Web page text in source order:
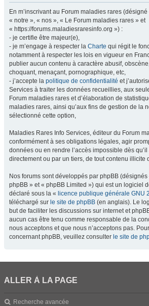
En m’inscrivant au Forum maladies rares
« notre », « nos », « Le Forum maladies rares » et
« https://forums.maladiesraresinfo.org ») :
- je certifie être majeur(e),
- je m’engage à respecter la Charte qui régit le
notamment à respecter les lois en vigueur en
publier aucun contenu à caractère abusif,
choquant, menaçant, pornographique, etc,
- j’accepte la politique de confidentialité et
Services à traiter les données recueillies, aux
Forum maladies rares et d’élaboration de
maladies rares, ainsi qu’aux fins de gestion de la
sélectionné cette option,
Maladies Rares Info Services, éditeur du Forum
conformément à ses obligations légales, agir
données ou en rendre l’accès impossible dès
directement ou par un tiers, de tout contenu illicite
Nos forums sont développés par phpBB
phpBB » et « phpBB Limited ») qui est un logiciel
déclaré sous la « licence publique générale GNU
téléchargé sur le site de phpBB (en anglais). Le
but de faciliter les discussions sur internet et
aucun cas être tenu comme responsable de la
nous acceptons et que nous n’acceptons pas.
concernant phpBB, veuillez consulter le site de
ALLER À LA PAGE
Recherche avancée